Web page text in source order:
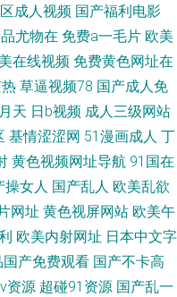
巨乳 国产精品综合网 91视频网
一页二页三页 九九视频网 超碰
片 91抖阴快播在线 久久99精品
品视频网 老湿福利社嗯嗯啊啊
99精品视频在线观看 伪娘自蔚
国产极品 久热久热 91娱乐
成人视频 国产福利电影
尤物在 免费a一毛片 欧美
在线视频 免费黄色网址在
草逼视频78 国产成人免
天 日b视频 成人三级网站
基情涩涩网 51漫画成人 丁
黄色视频网址导航 91国在
操女人 国产乱人 欧美乱欲
网址 黄色视屏网站 欧美午
欧美内射网址 日本中文字
国产免费观看 国产不卡高
资源 超碰91资源 国产乱一